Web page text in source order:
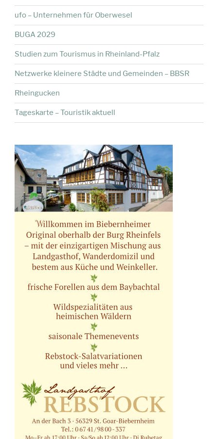
ufo – Unternehmen für Oberwesel
BUGA 2029
Studien zum Tourismus in Rheinland-Pfalz
Netzwerke kleinere Städte und Gemeinden – BBSR
Rheingucken
Tageskarte – Touristik aktuell